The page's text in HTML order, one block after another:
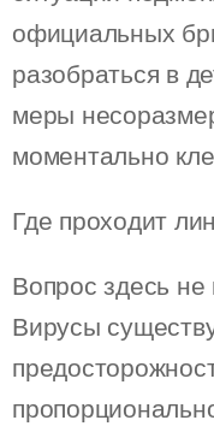
официальных
разобраться в
меры
моментально
Где проходит
Вопрос здесь
Вирусы